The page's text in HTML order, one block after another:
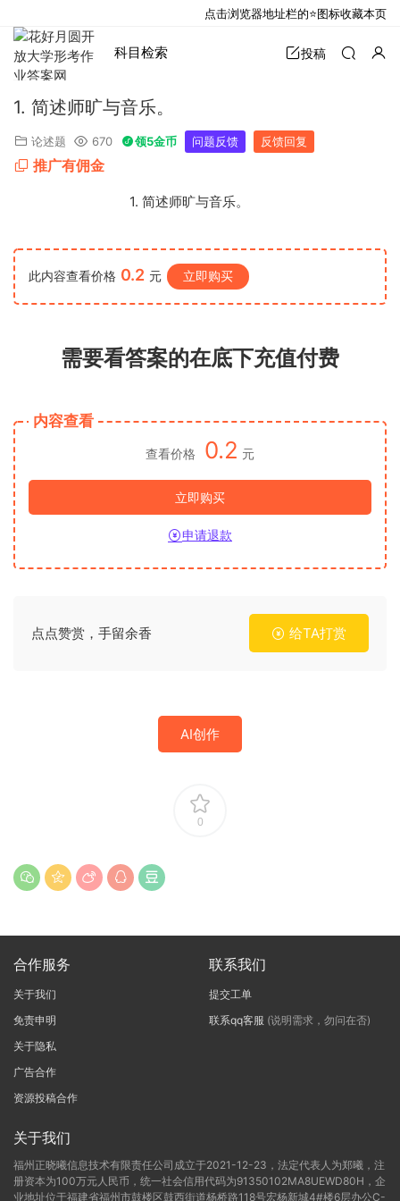
科目检索 投稿
1. 简述师旷与音乐。
论述题 670 领5金币 问题反馈 反馈回复
推广有佣金
1. 简述师旷与音乐。
此内容查看价格 0.2 元 立即购买
需要看答案的在底下充值付费
内容查看
查看价格 0.2 元
立即购买
申请退款
点点赞赏，手留余香 给TA打赏
AI创作
0
合作服务
关于我们
免责申明
关于隐私
广告合作
资源投稿合作
联系我们
提交工单
联系qq客服 (说明需求，勿问在否)
关于我们
福州正晓曦信息技术有限责任公司成立于2021-12-23，法定代表人为郑曦，注
册资本为100万元人民币，统一社会信用代码为91350102MA8UEWD80H，企
业地址位于福建省福州市鼓楼区鼓西街道杨桥路118号宏杨新城4#楼6层办公C-
点击浏览器地址栏的⭐图标收藏本页